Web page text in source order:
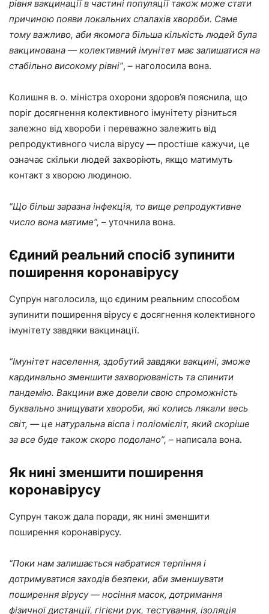
рівня вакцинації в частині популяції також може стати
причиною появи локальних спалахів хвороби. Саме
тому важливо, аби якомога більша кількість людей була
вакцинована — колективний імунітет має залишатися на
стабільно високому рівні”, – наголосила вона.
Колишня в. о. міністра охорони здоров’я пояснила, що
поріг досягнення колективного імунітету різниться
залежно від хвороби і переважно залежить від
репродуктивного числа вірусу — простіше кажучи, це
означає скільки людей захворіють, якщо матимуть
контакт з хворою людиною.
“Що більш заразна інфекція, то вище репродуктивне
число вона матиме”, – уточнила вона.
Єдиний реальний спосіб зупинити
поширення коронавірусу
Супрун наголосила, що єдиним реальним способом
зупинити поширення вірусу є досягнення колективного
імунітету завдяки вакцинації.
“Імунітет населення, здобутий завдяки вакцині, зможе
кардинально зменшити захворюваність та спинити
пандемію. Вакцини вже довели свою спроможність
буквально знищувати хвороби, які колись лякали весь
світ, — це натуральна віспа і поліомієліт, який скоріше
за все буде також скоро подолано”, – написала вона.
Як нині зменшити поширення
коронавірусу
Супрун також дала поради, як нині зменшити
поширення коронавірусу.
“Поки нам залишається набратися терпіння і
дотримуватися заходів безпеки, аби зменшувати
поширення вірусу — носіння масок, дотримання
фізичної дистанції, гігієни рук, тестування, ізоляція